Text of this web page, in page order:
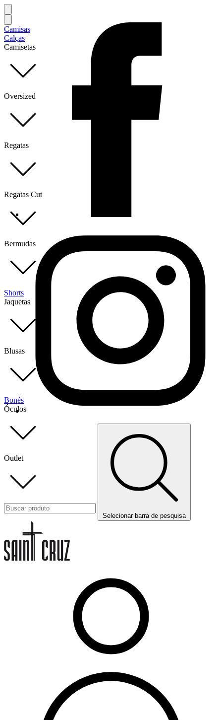
Camisas
Calças
Camisetas
Oversized
Regatas
Regatas Cut
Bermudas
Shorts
Jaquetas
Blusas
Bonés
Óculos
Outlet
Selecionar barra de pesquisa